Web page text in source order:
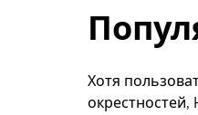
Хотя
окрестностей,